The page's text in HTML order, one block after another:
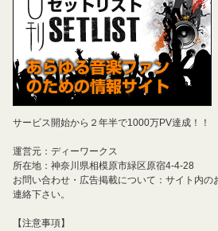
サービス開始から２年半で1000万PV達成！！
運営元：ディーワークス
所在地：神奈川県相模原市緑区原宿4-4-28
お問い合わせ・広告掲載について：サイト内
連絡下さい。
【注意事項】